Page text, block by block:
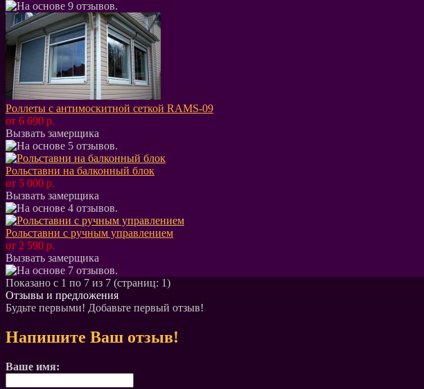
Роллеты с антимоскитной сеткой RAMS-09
от 6 690 р.
Вызвать замерщика
Рольставни на балконный блок
от 5 000 р.
Вызвать замерщика
Рольставни с ручным управлением
от 2 590 р.
Вызвать замерщика
Показано с 1 по 7 из 7 (страниц: 1)
Отзывы и предложения
Будьте первыми! Добавьте первый отзыв!
Напишите Ваш отзыв!
Ваше имя: